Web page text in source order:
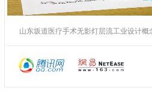
山东坂道医疗手术无影灯层流工业设计概